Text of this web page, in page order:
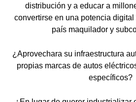
distribución y a educar a
convertirse en una potencia
país maquilador y
¿Aprovechara su infraestructura
propias marcas de autos
específicos?